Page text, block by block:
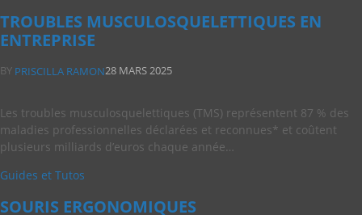
TROUBLES MUSCULOSQUELETTIQUES EN
ENTREPRISE
BY PRISCILLA RAMON28 MARS 2025
Les troubles musculosquelettiques (TMS) représentent 87 % des
maladies professionnelles déclarées et reconnues* et coûtent
plusieurs milliards d’euros chaque année…
Guides et Tutos
SOURIS ERGONOMIQUES